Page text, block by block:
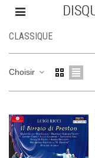
CLASSIQUE
Choisir